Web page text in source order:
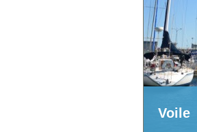
Voile